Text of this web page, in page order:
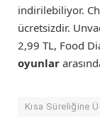
indirilebiliyor.
ücretsizdir.
2,99 TL, Food
oyunlar
Kısa Süreliğine